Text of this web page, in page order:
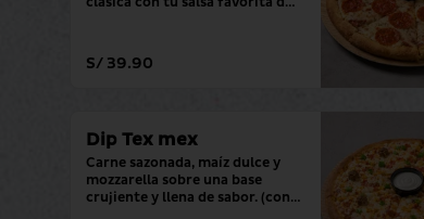
S/ 39.90
Dip Tex mex
Carne sazonada, maíz dulce y
mozzarella sobre una base
crujiente y llena de sabor. (con